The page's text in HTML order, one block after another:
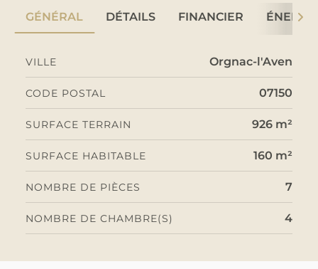
GÉNÉRAL DÉTAILS FINANCIER
VILLE Orgnac-l'Aven
CODE POSTAL 07150
SURFACE TERRAIN 926 m²
SURFACE HABITABLE 160 m²
NOMBRE DE PIÈCES 7
NOMBRE DE CHAMBRE(S) 4